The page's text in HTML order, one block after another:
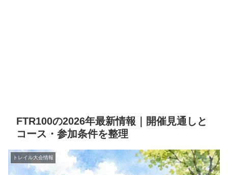
FTR100の2026年最新情報｜開催見通しと
コース・参加条件を整理
トレイル大会情報